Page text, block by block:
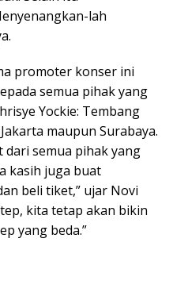
lah
promoter konser ini
semua pihak yang
Yockie: Tembang
maupun Surabaya.
semua pihak yang
kasih juga buat
beli tiket,” ujar Novi
kita tetap akan bikin
yang beda.”